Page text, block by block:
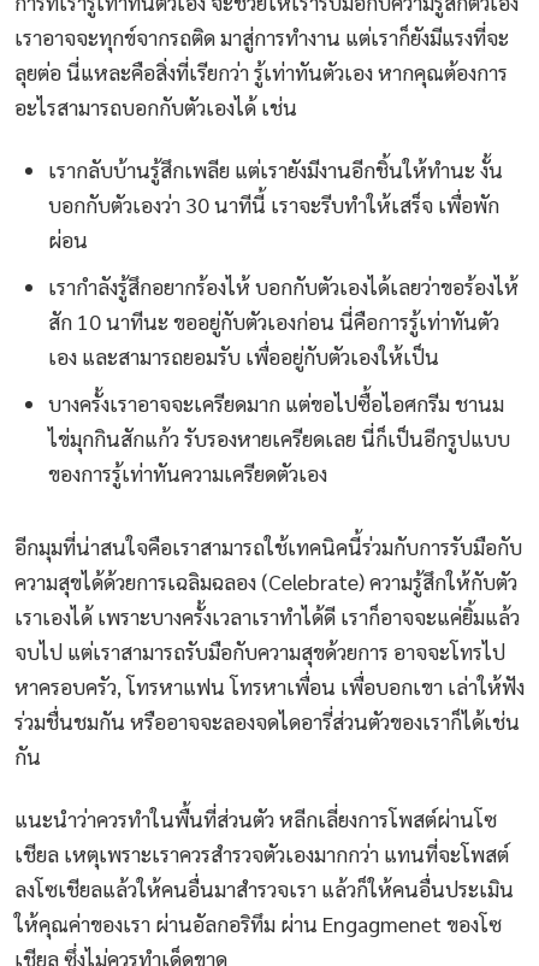
เราอาจจะทุกข์จากรถติด มาสู่การทำงาน แต่เราก็ยังมีแรงที่จะ
ลุยต่อ นี่แหละคือสิ่งที่เรียกว่า รู้เท่าทันตัวเอง หากคุณต้องการ
อะไรสามารถบอกกับตัวเองได้ เช่น
เรากลับบ้านรู้สึกเพลีย แต่เรายังมีงานอีกชิ้นให้ทำนะ งั้น
บอกกับตัวเองว่า 30 นาทีนี้ เราจะรีบทำให้เสร็จ เพื่อพัก
ผ่อน
เรากำลังรู้สึกอยากร้องไห้ บอกกับตัวเองได้เลยว่าขอร้องไห้
สัก 10 นาทีนะ ขออยู่กับตัวเองก่อน นี่คือการรู้เท่าทันตัว
เอง และสามารถยอมรับ เพื่ออยู่กับตัวเองให้เป็น
บางครั้งเราอาจจะเครียดมาก แต่ขอไปซื้อไอศกรีม ชานม
ไข่มุกกินสักแก้ว รับรองหายเครียดเลย นี่ก็เป็นอีกรูปแบบ
ของการรู้เท่าทันความเครียดตัวเอง
อีกมุมที่น่าสนใจคือเราสามารถใช้เทคนิคนี้ร่วมกับการรับมือกับ
ความสุขได้ด้วยการเฉลิมฉลอง (Celebrate) ความรู้สึกให้กับตัว
เราเองได้ เพราะบางครั้งเวลาเราทำได้ดี เราก็อาจจะแค่ยิ้มแล้ว
จบไป แต่เราสามารถรับมือกับความสุขด้วยการ อาจจะโทรไป
หาครอบครัว, โทรหาแฟน โทรหาเพื่อน เพื่อบอกเขา เล่าให้ฟัง
ร่วมชื่นชมกัน หรืออาจจะลองจดไดอารี่ส่วนตัวของเราก็ได้เช่น
กัน
แนะนำว่าควรทำในพื้นที่ส่วนตัว หลีกเลี่ยงการโพสต์ผ่านโซ
เชียล เหตุเพราะเราควรสำรวจตัวเองมากกว่า แทนที่จะโพสต์
ลงโซเชียลแล้วให้คนอื่นมาสำรวจเรา แล้วก็ให้คนอื่นประเมิน
ให้คุณค่าของเรา ผ่านอัลกอริทึม ผ่าน Engagmenet ของโซ
เชียล ซึ่งไม่ควรทำเด็ดขาด